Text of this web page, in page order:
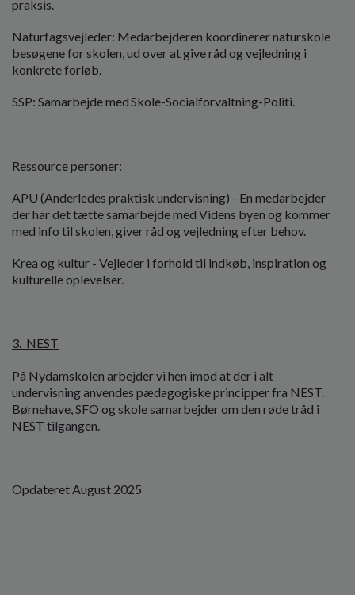
praksis.
Naturfagsvejleder: Medarbejderen koordinerer naturskole
besøgene for skolen, ud over at give råd og vejledning i
konkrete forløb.
SSP: Samarbejde med Skole-Socialforvaltning-Politi.
Ressource personer:
APU (Anderledes praktisk undervisning) - En medarbejder
der har det tætte samarbejde med Videns byen og kommer
med info til skolen, giver råd og vejledning efter behov.
Krea og kultur - Vejleder i forhold til indkøb, inspiration og
kulturelle oplevelser.
3. NEST
På Nydamskolen arbejder vi hen imod at der i alt
undervisning anvendes pædagogiske principper fra NEST.
Børnehave, SFO og skole samarbejder om den røde tråd i
NEST tilgangen.
Opdateret August 2025